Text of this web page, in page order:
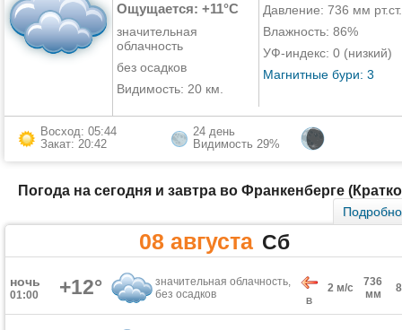
Ощущается: +11°C
значительная
облачность
без осадков
Видимость: 20 км.
Давление: 736 мм рт.ст.
Влажность: 86%
УФ-индекс: 0 (низкий)
Магнитные бури: 3
Восход: 05:44
Закат: 20:42
24 день
Видимость 29%
Погода на сегодня и завтра во Франкенберге
Подробно
08 августа Сб
ночь
01:00 +12°
значительная облачность,
без осадков
В
2 м/с
736
мм